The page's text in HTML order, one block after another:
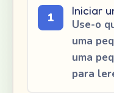
1
Iniciar
Use-o
uma
uma
para